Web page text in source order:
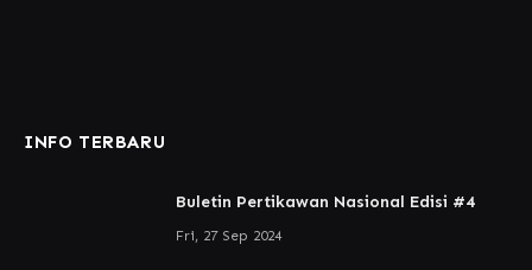
INFO TERBARU
Buletin Pertikawan Nasional Edisi #4
Fri, 27 Sep 2024